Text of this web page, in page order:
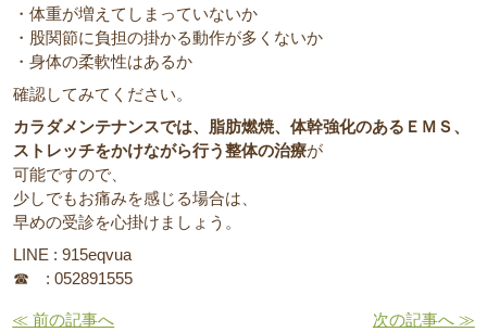
・体重が増えてしまっていないか
・股関節に負担の掛かる動作が多くないか
・身体の柔軟性はあるか
確認してみてください。
カラダメンテナンスでは、脂肪燃焼、体幹強化のあるＥＭＳ、
ストレッチをかけながら行う整体の治療が
可能ですので、
少しでもお痛みを感じる場合は、
早めの受診を心掛けましょう。
LINE : 915eqvua
☎ : 052891555
≪ 前の記事へ 次の記事へ ≫